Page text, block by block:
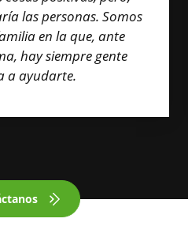
las personas. Somos
en la que, ante
hay siempre gente
a ayudarte.